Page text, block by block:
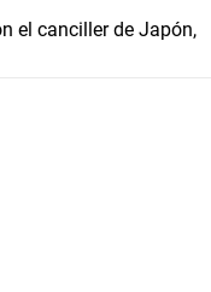
el canciller de Japón,